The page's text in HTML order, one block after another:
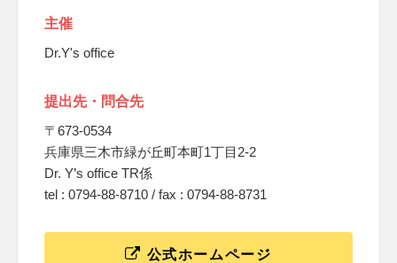
主催
Dr.Y's office
提出先・問合先
〒673-0534
兵庫県三木市緑が丘町本町1丁目2-2
Dr. Y’s office TR係
tel : 0794-88-8710 / fax : 0794-88-8731
公式ホームページ